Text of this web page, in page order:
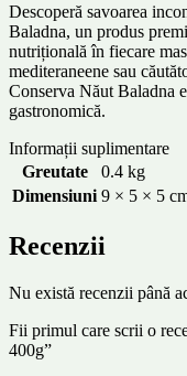
Descoperă savoarea
Baladna, un produs
nutrițională în fiecare
mediteraneene sau
Conserva Năut Baladna
gastronomică.
Informații suplimentare
Greutate
0.4 kg
Dimensiuni 9 × 5 × 5
Recenzii
Nu există recenzii până
Fii primul care scrii o
400g”